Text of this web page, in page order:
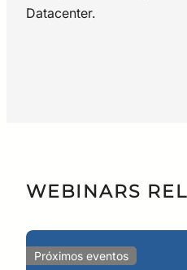
Datacenter.
sendo 20 anos em
desenvolvimento e
gerenciamento de
WEBINARS
Próximos eventos